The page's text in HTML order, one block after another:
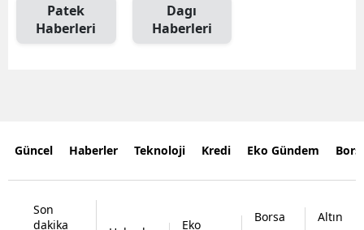
Patek
Haberleri
Dagı
Haberleri
Güncel Haberler Teknoloji Kredi Eko Gündem
Son
dakika
Eko
Borsa
Altın